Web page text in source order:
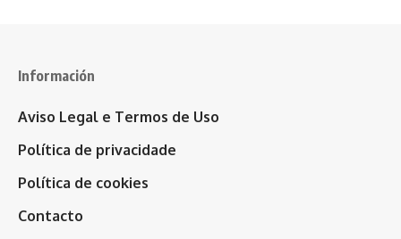
Información
Aviso Legal e Termos de Uso
Política de privacidade
Política de cookies
Contacto